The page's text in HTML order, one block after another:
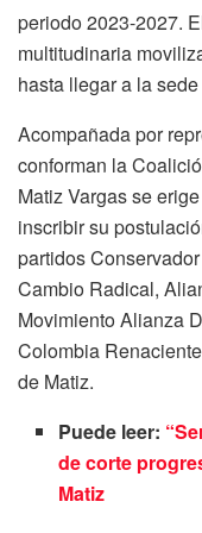
periodo 2023-2027.
multitudinaria
hasta llegar a la
Acompañada por
conforman la
Matiz Vargas se
inscribir su
partidos
Cambio Radical,
Movimiento Alianza
Colombia
de Matiz.
Puede leer:
de corte
Matiz